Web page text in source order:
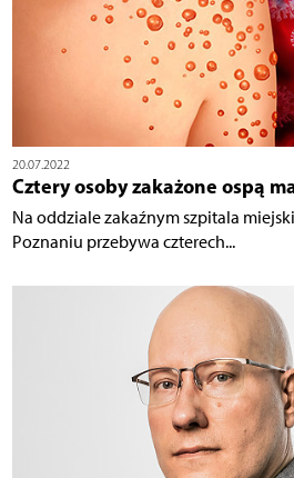
20.07.2022
Cztery osoby zakażone ospą
Na oddziale zakaźnym szpitala
Poznaniu przebywa czterech...